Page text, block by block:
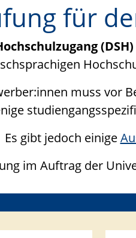
für
(DSH)
muss vor
Es gibt jedoch einige
im Auftrag der